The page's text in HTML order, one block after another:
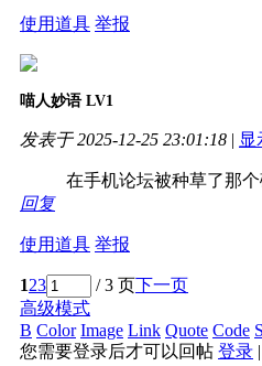
使用道具 举报
喵人妙语 LV1
发表于 2025-12-25 23:01:18 | 显
在手机论坛被种草了那
回复
使用道具 举报
123 / 3 页下一页
高级模式
B Color Image Link Quote Code
您需要登录后才可以回帖 登录